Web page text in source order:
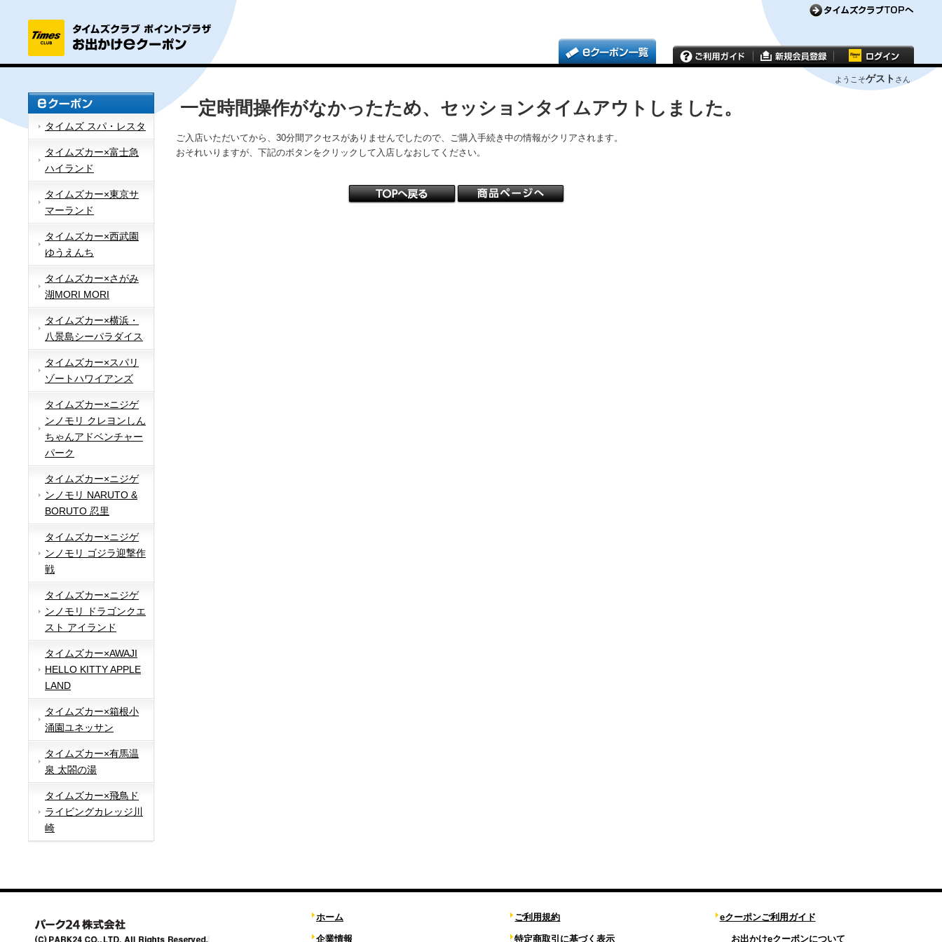
ようこそゲスト さん
タイムズ スパ・レスタ
タイムズカー×富士急
ハイランド
タイムズカー×東京サ
マーランド
タイムズカー×西武園
ゆうえんち
タイムズカー×さがみ
湖MORI MORI
タイムズカー×横浜・
八景島シーパラダイス
タイムズカー×スパリ
ゾートハワイアンズ
タイムズカー×ニジゲ
ンノモリ クレヨンしん
ちゃんアドベンチャー
パーク
タイムズカー×ニジゲ
ンノモリ NARUTO &
BORUTO 忍里
タイムズカー×ニジゲ
ンノモリ ゴジラ迎撃作
戦
タイムズカー×ニジゲ
ンノモリ ドラゴンクエ
スト アイランド
タイムズカー×AWAJI
HELLO KITTY APPLE
LAND
タイムズカー×箱根小
涌園ユネッサン
タイムズカー×有馬温
泉 太閤の湯
タイムズカー×飛鳥ド
ライビングカレッジ川
崎
一定時間操作がなかったため、セッションタイムアウトしました。
ご入店いただいてから、30分間アクセスがありませんでしたので、ご購入手続き中の情報がクリアされます。
おそれいりますが、下記のボタンをクリックして入店しなおしてください。
ホーム
企業情報
ご利用規約
特定商取引に基づく表示
eクーポンご利用ガイド
お出かけeクーポンについて